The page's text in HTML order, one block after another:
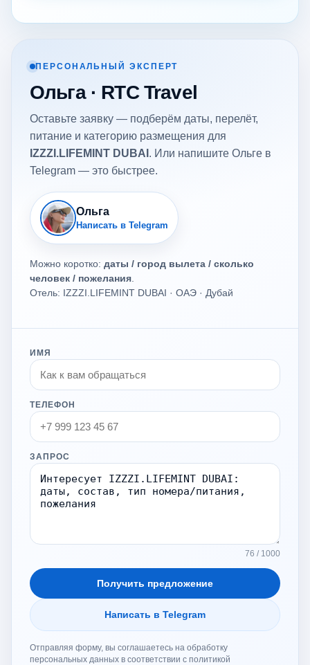
ПЕРСОНАЛЬНЫЙ ЭКСПЕРТ
Ольга · RTC Travel
Оставьте заявку — подберём даты, перелёт,
питание и категорию размещения для
IZZZI.LIFEMINT DUBAI . Или напишите Ольге в
Telegram — это быстрее.
Ольга
Написать в Telegram
Можно коротко: даты / город вылета / сколько
человек / пожелания
Отель: IZZZI.LIFEMINT DUBAI · ОАЭ · Дубай
ИМЯ
ТЕЛЕФОН
ЗАПРОС
76 / 1000
Получить предложение
Написать в Telegram
Отправляя форму, вы соглашаетесь на обработку
персональных данных в соответствии с политикой